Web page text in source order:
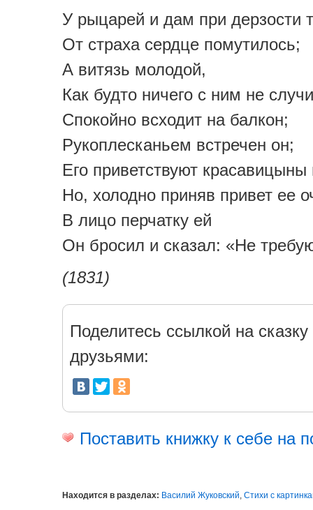
У рыцарей и дам при дерзости
От страха сердце помутилось;
А витязь молодой,
Как будто ничего с ним не
Спокойно всходит на балкон;
Рукоплесканьем встречен он;
Его приветствуют
Но, холодно приняв привет ее
В лицо перчатку ей
Он бросил и сказал: «Не
(1831)
Поделитесь ссылкой на сказку
друзьями:
Поставить книжку к себе на
Находится в разделах: Василий Жуковский, Стихи с